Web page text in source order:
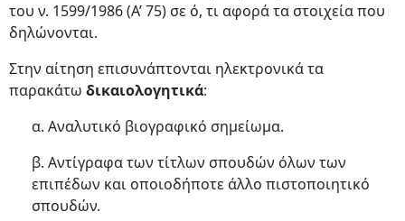
του ν. 1599/1986 (Α’ 75) σε ό, τι αφορά τα στοιχεία που
δηλώνονται.
Στην αίτηση επισυνάπτονται ηλεκτρονικά τα
παρακάτω δικαιολογητικά:
α. Αναλυτικό βιογραφικό σημείωμα.
β. Αντίγραφα των τίτλων σπουδών όλων των
επιπέδων και οποιοδήποτε άλλο πιστοποιητικό
σπουδών.